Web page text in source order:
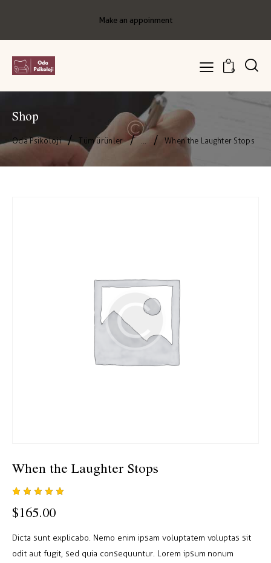
Make an appoinment
0
Shop
Oda Psikoloji Tüm ürünler ... When the Laughter Stops
When the Laughter Stops
puanına
dayanara
üzerinde
puan
$165.00
Dicta sunt explicabo. Nemo enim ipsam voluptatem voluptas sit
odit aut fugit, sed quia consequuntur. Lorem ipsum nonum